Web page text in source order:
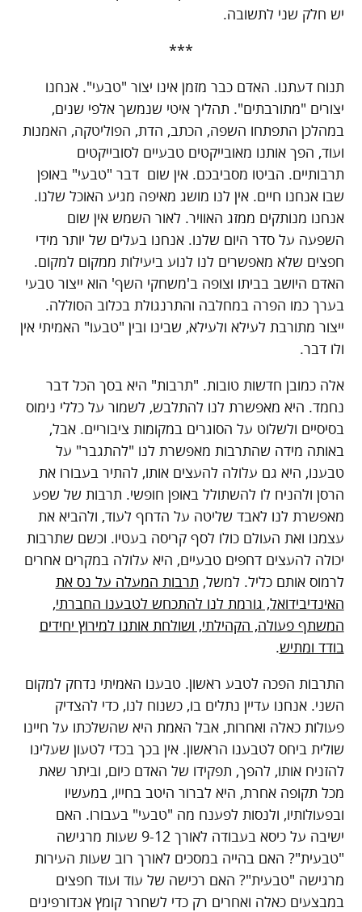
יש חלק שני לתשובה.
***
תנוח דעתנו. האדם כבר מזמן אינו יצור "טבעי". אנחנו
יצורים "מתורבתים". תהליך איטי שנמשך אלפי שנים,
במהלכן התפתחו השפה, הכתב, הדת, הפוליטקה, האמנות
ועוד, הפך אותנו מאובייקטים טבעיים לסובייקטים
תרבותיים. הביטו מסביבכם. אין שום דבר "טבעי" באופן
שבו אנחנו חיים. אין לנו מושג מאיפה מגיע האוכל שלנו.
אנחנו מנותקים ממזג האוויר. לאור השמש אין שום
השפעה על סדר היום שלנו. אנחנו בעלים של יותר מידי
חפצים שלא מאפשרים לנו לנוע ביעילות ממקום למקום.
האדם היושב בביתו וצופה ב'משחקי השף' הוא ייצור טבעי
בערך כמו הפרה במחלבה והתרנגולת בכלוב הסוללה.
ייצור מתורבת לעילא ולעילא, שבינו ובין "טבעו" האמיתי אין
ולו דבר.
אלה כמובן חדשות טובות. "תרבות" היא בסך הכל דבר
נחמד. היא מאפשרת לנו להתלבש, לשמור על כללי נימוס
בסיסיים ולשלוט על הסוגרים במקומות ציבוריים. אבל,
באותה מידה שהתרבות מאפשרת לנו "להתגבר" על
טבענו, היא גם עלולה להעצים אותו, להתיר בעבורו את
הרסן ולהניח לו להשתולל באופן חופשי. תרבות של שפע
מאפשרת לנו לאבד שליטה על הדחף לעוד, ולהביא את
עצמנו ואת העולם כולו לסף קריסה בעטיו. וכשם שתרבות
יכולה להעצים דחפים טבעיים, היא עלולה במקרים אחרים
לרמוס אותם כליל. למשל, תרבות המעלה על נס את
האינדיבידואל, גורמת לנו להתכחש לטבענו החברתי,
המשתף פעולה, הקהילתי, ושולחת אותנו למירוץ יחידים
בודד ומתיש.
התרבות הפכה לטבע ראשון. טבענו האמיתי נדחק למקום
השני. אנחנו עדיין נתלים בו, כשנוח לנו, כדי להצדיק
פעולות כאלה ואחרות, אבל האמת היא שהשלכתו על חיינו
שולית ביחס לטבענו הראשון. אין בכך בכדי לטעון שעלינו
להזניח אותו, להפך, תפקידו של האדם כיום, וביתר שאת
מכל תקופה אחרת, היא לברור היטב בחייו, במעשיו
ובפעולותיו, ולנסות לפענח מה "טבעי" בעבורו. האם
ישיבה על כיסא בעבודה לאורך 9-12 שעות מרגישה
"טבעית"? האם בהייה במסכים לאורך רוב שעות העירות
מרגישה "טבעית"? האם רכישה של עוד ועוד חפצים
במבצעים כאלה ואחרים רק כדי לשחרר קומץ אנדורפינים